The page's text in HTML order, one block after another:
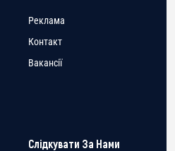
Реклама
Контакт
Вакансії
Слідкувати За Нами